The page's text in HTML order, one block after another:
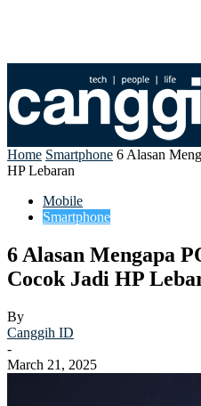
Home Smartphone 6 Alasan
HP Lebaran
Mobile
Smartphone
6 Alasan Mengapa
Cocok Jadi HP
By
Canggih ID
-
March 21, 2025